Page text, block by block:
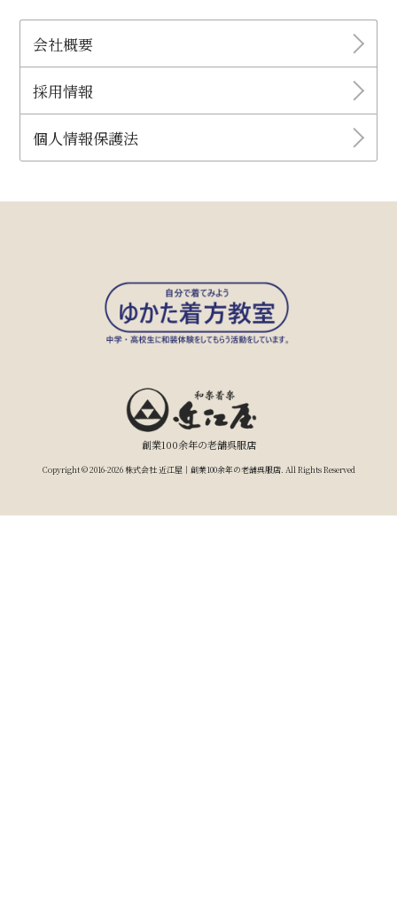
会社概要
採用情報
個人情報保護法
創業100余年の老舗呉服店
Copyright © 2016-2026 株式会社 近江屋｜創業100余年の老舗呉服店. All Rights Reserved